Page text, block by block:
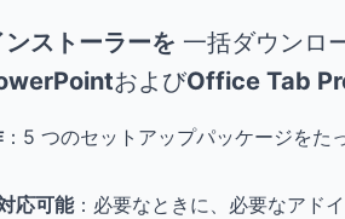
ストーラーを 一括ダウンロ
およびOffice Tab
：5 つのセットアップパッケージをた
応可能：必要なときに、必要なアド